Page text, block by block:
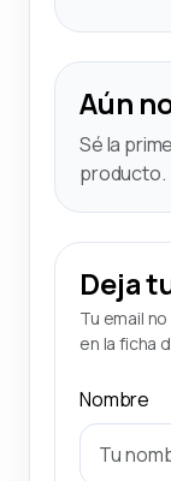
Aún
Sé la
producto.
Deja
Tu email
en la ficha
Nombre